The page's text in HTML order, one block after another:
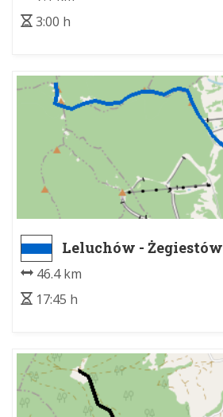
3:00 h
Leluchów - Żegiestów
46.4 km
17:45 h